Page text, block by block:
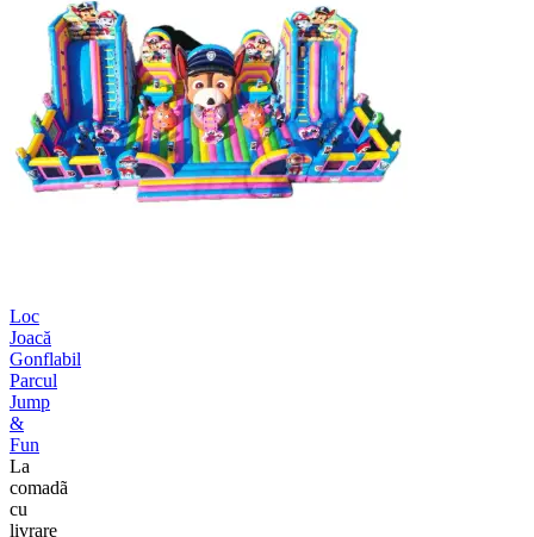
Loc
Joacă
Gonflabil
Parcul
Jump
&
Fun
La
comadã
cu
livrare